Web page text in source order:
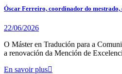
Óscar Ferreiro, coordinador do mestrado,
22/06/2026
O Máster en Tradución para a
a renovación da Mención de
En savoir plus